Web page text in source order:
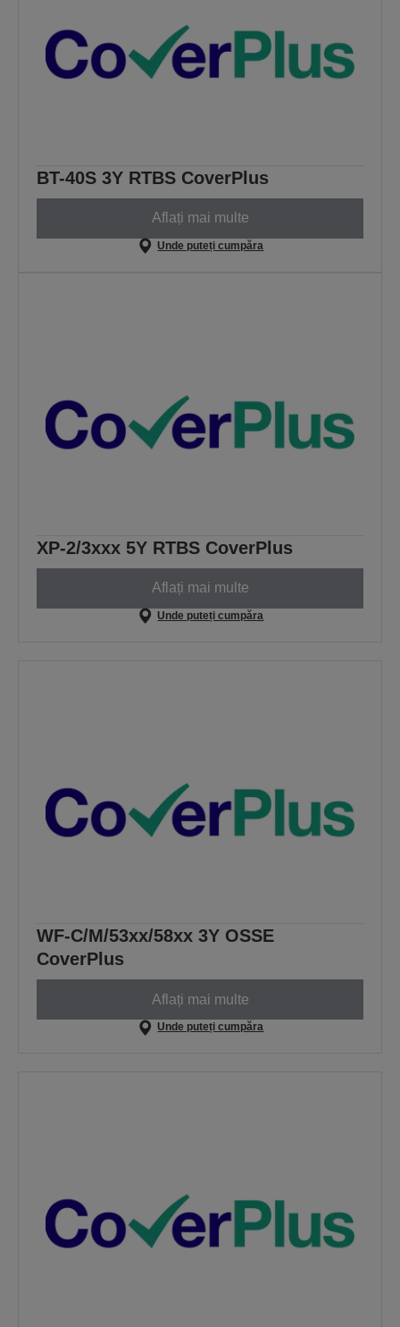
BT-40S 3Y RTBS CoverPlus
Aflați mai multe
Unde puteți cumpăra
XP-2/3xxx 5Y RTBS CoverPlus
Aflați mai multe
Unde puteți cumpăra
WF-C/M/53xx/58xx 3Y OSSE
CoverPlus
Aflați mai multe
Unde puteți cumpăra